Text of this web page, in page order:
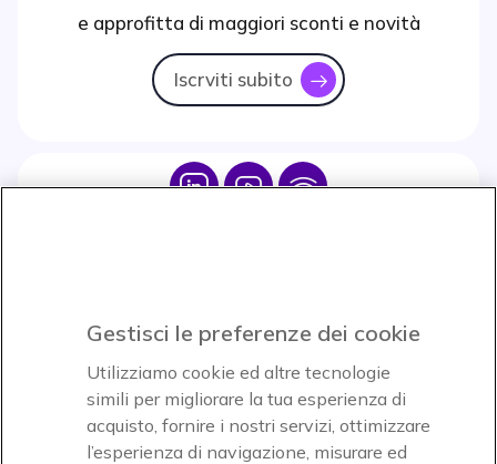
e approfitta di maggiori sconti e novità
Iscrviti subito icon
Icon IconIcon
Accettiamo
Gestisci le preferenze dei cookie
Utilizziamo cookie ed altre tecnologie
simili per migliorare la tua esperienza di
acquisto, fornire i nostri servizi, ottimizzare
l’esperienza di navigazione, misurare ed